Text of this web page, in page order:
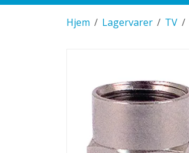
/
Hjem /
Lagervarer /
TV